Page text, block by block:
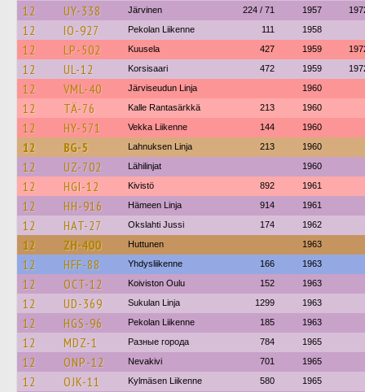
12 UY-338 Järvinen 224 / 71 1957
12 IO-927 Pekolan Liikenne 111 1958
12 LP-502 Kuusela 427 1959
12 UL-12 Korsisaari 472 1959
12 VML-40 Järviseudun Linja 1960
12 TÄ-76 Kalle Rantasärkkä 213 1960
12 HY-571 Vekka Liikenne 144 1960
12 BG-5 Lahnuksen Linja 213 1960
12 UZ-702 Lähilinjat 1960
12 HGI-12 Kivistö 892 1961
12 HH-916 Hämeen Linja 914 1961
12 HAT-27 Okslahti Jussi 174 1962
12 ZH-400 Huttunen 1963
12 HFF-88 Yhdysliikenne 166 1963
12 OCT-12 Koiviston Oulu 152 1963
12 UD-369 Sukulan Linja 1299 1963
12 HGS-96 Pekolan Liikenne 185 1963
12 MDZ-1 Разные города 784 1965
12 ONP-12 Nevakivi 701 1965
12 OJK-11 Kylmäsen Liikenne 580 1965